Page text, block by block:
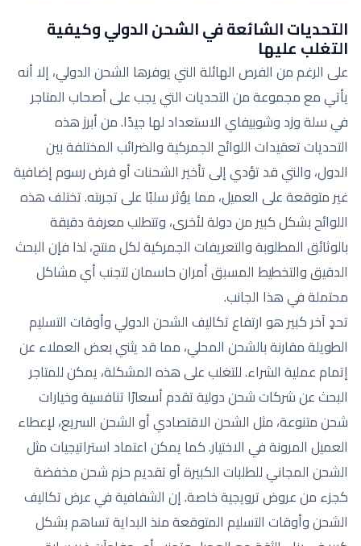
التحديات الشائعة في الشحن الدولي وكيفية
التغلب عليها
على الرغم من الفرص الهائلة التي يوفرها الشحن الدولي، إلا أنه
يأتي مع مجموعة من التحديات التي يجب على أصحاب المتاجر
في سلة وزد وشوبيفاي الاستعداد لها جيدًا. من أبرز هذه
التحديات تعقيدات اللوائح الجمركية والضرائب المختلفة بين
الدول، والتي قد تؤدي إلى تأخير الشحنات أو فرض رسوم إضافية
غير متوقعة على العميل، مما يؤثر سلبًا على تجربته. تختلف هذه
اللوائح بشكل كبير من دولة لأخرى، وتتطلب معرفة دقيقة
بالوثائق المطلوبة والتعريفات الجمركية لكل منتج، لذا فإن البحث
الدقيق والتخطيط المسبق أمران حاسمان لتجنب أي مشاكل
محتملة في هذا الجانب.
تحدٍ آخر كبير هو ارتفاع تكاليف الشحن الدولي وأوقات التسليم
الطويلة مقارنة بالشحن المحلي، مما قد يثني بعض العملاء عن
إتمام عملية الشراء. للتغلب على هذه المشكلة، يمكن للمتاجر
البحث عن شركات شحن دولية تقدم أسعارًا تنافسية وخيارات
شحن متنوعة، مثل الشحن الاقتصادي أو الشحن السريع، لإعطاء
العميل المرونة في الاختيار. كما يمكن اعتماد استراتيجيات مثل
الشحن المجاني للطلبات الكبيرة أو تقديم حزم شحن مخفضة
كجزء من عروض ترويجية خاصة. إن الشفافية في عرض تكاليف
الشحن وأوقات التسليم المتوقعة منذ البداية تساهم بشكل